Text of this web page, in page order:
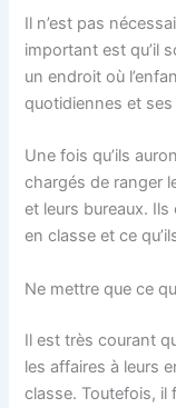
Il n’est pas
important est qu’il
un endroit où
quotidiennes et
Une fois qu’ils
chargés de ranger
et leurs bureaux.
en classe et ce
Ne mettre que ce
Il est très courant
les affaires à leurs
classe. Toutefois, il